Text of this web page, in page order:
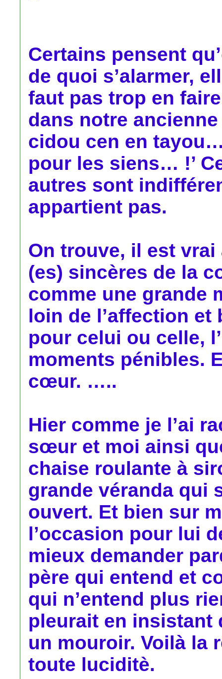
Certains pensent
de quoi s’alarmer,
faut pas trop en
dans notre
cidou cen en
pour les siens… !’
autres sont
appartient pas.
On trouve, il est
(es) sincères de la
comme une grande
loin de l’affection et
pour celui ou celle,
moments pénibles.
cœur. …..
Hier comme je l’ai
sœur et moi ainsi
chaise roulante à
grande véranda qui
ouvert. Et bien sur
l’occasion pour lui
mieux demander
père qui entend et
qui n’entend plus
pleurait en insistant
un mouroir. Voilà la
toute luciditè.